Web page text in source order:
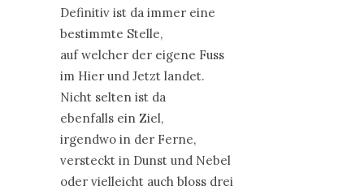
Definitiv ist da immer eine
bestimmte Stelle,
auf welcher der eigene Fuss
im Hier und Jetzt landet.
Nicht selten ist da
ebenfalls ein Ziel,
irgendwo in der Ferne,
versteckt in Dunst und Nebel
oder vielleicht auch bloss drei